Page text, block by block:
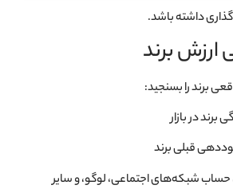
داشته باشد.
برند را بسنجید:
در بازار
قبلی برند
شبکه‌های اجتماعی، لوگو، و سایر